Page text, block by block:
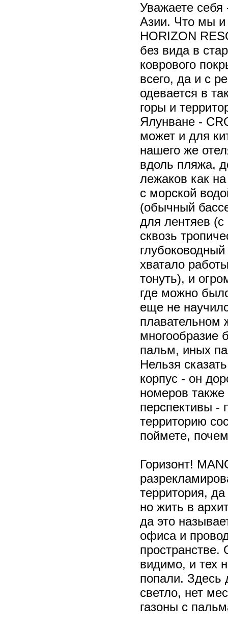
Уважаете
Азии. Что мы и
HORIZON
без вида в
коврового
всего, да и с
одевается в
горы и
Ялунване -
может и для
нашего же
вдоль пляжа,
лежаков как
с морской
(обычный
для лентяев (с
сквозь
хватало
тонуть), и
где можно
еще не
плавательном
многообразие
пальм, иных
Нельзя
корпус - он
номеров также
перспективы -
территорию
поймете,
Горизонт!
территория,
но жить в
да это
офиса и
видимо, и тех
попали. Здесь
светло, нет
газоны с